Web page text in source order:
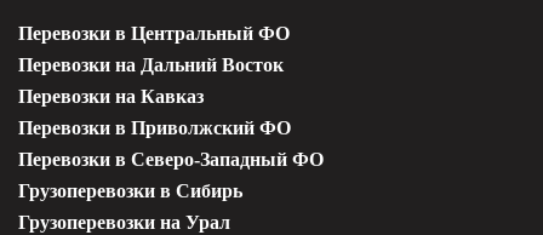
Перевозки в Центральный ФО
Перевозки на Дальний Восток
Перевозки на Кавказ
Перевозки в Приволжский ФО
Перевозки в Северо-Западный ФО
Грузоперевозки в Сибирь
Грузоперевозки на Урал